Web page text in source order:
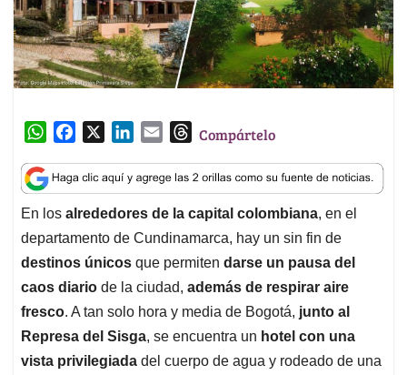
W
a
t
s
A
p
p
c
e
b
o
o
k
n
k
e
d
I
n
a
i
l
T
r
e
a
d
s
Compártelo
En los alrededores de la capital colombiana, en el
departamento de Cundinamarca, hay un sin fin de
destinos únicos que permiten darse un pausa del
caos diario de la ciudad, además de respirar aire
fresco. A tan solo hora y media de Bogotá, junto al
Represa del Sisga, se encuentra un hotel con una
vista privilegiada del cuerpo de agua y rodeado de una